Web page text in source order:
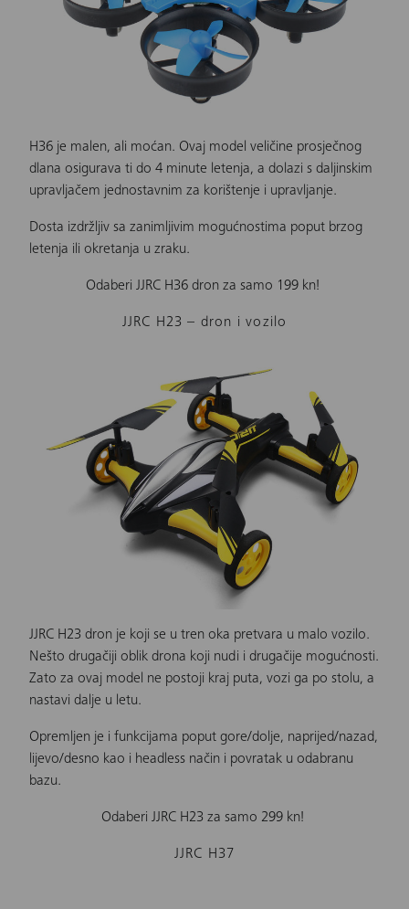
H36 je malen, ali moćan. Ovaj model veličine prosječnog
dlana osigurava ti do 4 minute letenja, a dolazi s daljinskim
upravljačem jednostavnim za korištenje i upravljanje.
Dosta izdržljiv sa zanimljivim mogućnostima poput brzog
letenja ili okretanja u zraku.
Odaberi JJRC H36 dron za samo 199 kn!
JJRC H23 – dron i vozilo
JJRC H23 dron je koji se u tren oka pretvara u malo vozilo.
Nešto drugačiji oblik drona koji nudi i drugačije mogućnosti.
Zato za ovaj model ne postoji kraj puta, vozi ga po stolu, a
nastavi dalje u letu.
Opremljen je i funkcijama poput gore/dolje, naprijed/nazad,
lijevo/desno kao i headless način i povratak u odabranu
bazu.
Odaberi JJRC H23 za samo 299 kn!
JJRC H37